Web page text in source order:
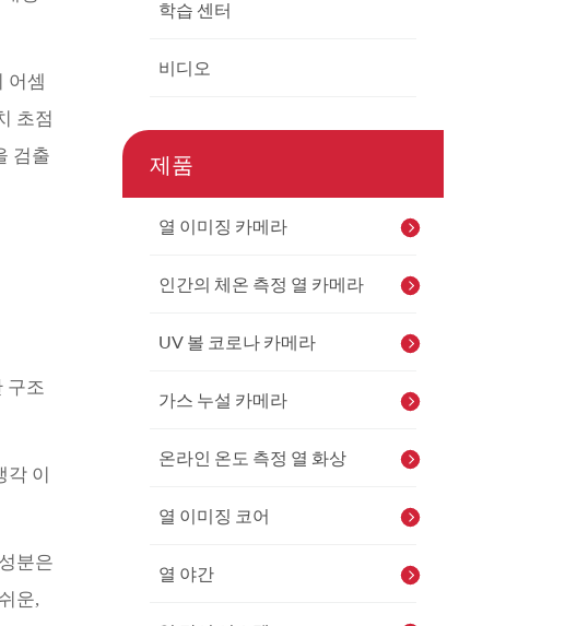
어셈
초점
검출
구조
각 이
분은
운,
학습 센터
비디오
제품
열 이미징 카메라
인간의 체온 측정 열 카메라
UV 볼 코로나 카메라
가스 누설 카메라
온라인 온도 측정 열 화상
열 이미징 코어
열 야간